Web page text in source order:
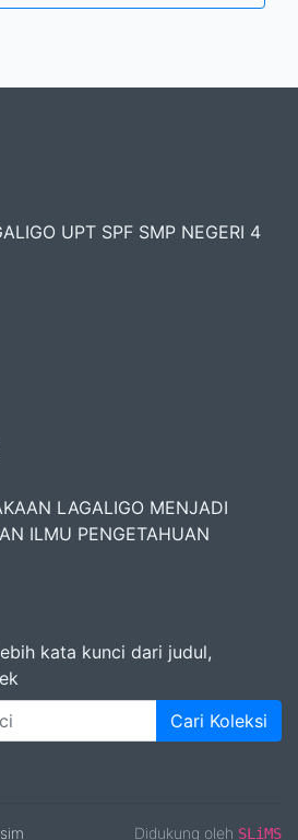
UPT SPF SMP NEGERI 4
LAGALIGO MENJADI
ILMU PENGETAHUAN
kata kunci dari judul,
Cari Koleksi
Didukung oleh SLiMS